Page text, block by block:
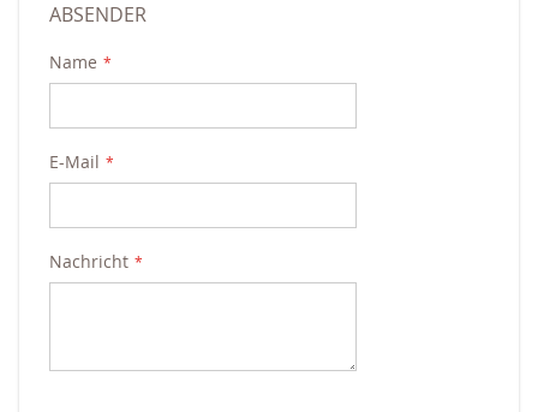
ABSENDER
Name
E-Mail
Nachricht